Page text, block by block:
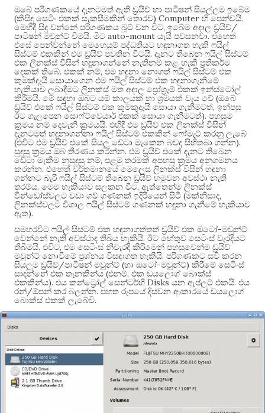
ඔබේ පරිගණකයේ දැනටමත් ඇති ඩ්‍රයිව් හා පාටිෂන් සියල්ලම ඉබේම
(කිසිදු සෙටිං එකක් සැකසීමකින් තොරව) Computer හි පෙන්වයි.
මෙහිදී සිදු වන්නේ පරිගණකය බූට් වන විට, ඉබේම අදාල ඩ්‍රයිව්/
පාටිෂන් මවුන්ට් වීමයි. මීට auto-mount යැයි පවසනවා. එහෙත්
එසේ පෙන්වන්නේ මෙහෙයුම් පද්ධතියට හඳුනාගත හැකි ෆයිල්
සිස්ටම් එකකින් එම ඩ්‍රයිව් පවතින විටයි. දැනට තිබෙන ෆයිල් සිස්ටම්
එක ලිනක්ස් විසින් හඳුනාගන්නේ නැතිනම් කළ හැකි ප්‍රතිකර්ම
දෙකක් තිබේ. එකක් නම්, එම හඳුනා නොගත් ෆයිල් සිස්ටම් එක
කුමක්දැයි සොයාගෙන එම ෆයිල් සිස්ටම් එක හඳුනාගැනීමේ
හැකියාව ලබාදීමට ලිනක්ස් මත අදාල ප්‍රෝග්‍රෑම් එකක් ඉන්ස්ටෝල්
කිරීමයි. මේ සඳහා ඔබට යම් කාලයක් හා ශ්‍රමයක් වැය වේ (ඔබේ
ඩ්‍රයිව් එකේ ෆයිල් සිස්ටම් එක කුමකුදැයි සොයා ගැනීමටත්, ඉන්පසු
ඊට ගැලපෙන සොෆ්ට්වෙයාර් එකක් සොයා ගැනීමටත්). පහසුම
ක්‍රමය නම් දෙවැනි ක්‍රමයයි. එහිදී එම ඩ්‍රයිව් එක ලිනක්ස් විසින්
දැනටමත් හඳුනාගන්නා ෆයිල් සිස්ටම් එකකින් ෆෝමැට් කරනු ලැබේ
(එවිට එම ඩ්‍රයිව් එකේ සියලු ඩේටා මැකෙන බවද සිහිතබා ගන්න).
සුදුසු ක්‍රමය ඔබ තීරණය කරන්න. එම ඩ්‍රයිව් එකේ දැනට තිබෙන
ඩේටා මැකීම නුසුදුසු නම්, පළමු තරමක් අපහසු ක්‍රමය අනුගමනය
කරන්න. එහෙත් වර්තමානයේ මෙලෙස ලිනක්ස් විසින් හඳුනා
ගන්නට බැරි ෆයිල් සිස්ටම් තිබෙන ඩ්‍රයිව් හමුවන අවස්ථා නැති
තරම්ය. මෙම හැකියාව සලකන විට, ඇත්තෙන්ම ලිනක්ස්
වින්ඩෝස්වලට වඩා ගව් ගණනක් ඉදිරියෙන් සිටී (මක්නිසාද,
ලිනක්ස්වලට විශාල ෆයිල් සිස්ටම් ගණනක් හඳුනා ගැනීමේ හැකියාව
ඇත).
සමහරවිට ෆයිල් සිස්ටම් එක හඳුනාගත්තත් ඩ්‍රයිව් එක ඔටෝ-මවුන්ට්
වෙන්නේ නැති අවස්ථාද තිබිය හැකියි. ඊට හේතුව සෙටිංස් වැරදියට
තිබීමයි. එවිට, එම සෙටිංස් නිවැරදි කිරීමෙන් පහසුවෙන්ම ඩ්‍රයිව්
මවුන්ට් නොවීමේ ප්‍රශ්නය විසඳාගත හැකියි. පරිගණකට සවි කරන
සියලුම ඩ්‍රයිව් /පාටිෂන් මවුන්ට් (හා ඔටෝ-මවුන්ට්) කිරීමේ සෙටිංස්
සාදන්නේ එක තැනකින්ය (එනම්, එක ඩයලොග් බොක්ස්
එකකින්ය). එය කන්ට්‍රෝල් සෙන්ටර්හි Disks යන ඇප්ලට් එකයි. එය
රන් /ඕපන් කර බලන්න. පහත රූපයේ දිස්වන ආකාරයේ ඩයලොග්
බොක්ස් එකක් ලැබේවි.